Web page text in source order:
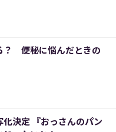
？ 便秘に悩んだときの
決定 『おっさんのパン